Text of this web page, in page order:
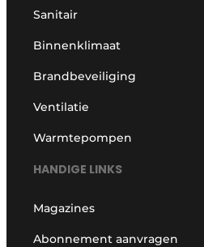
Sanitair
Binnenklimaat
Brandbeveiliging
Ventilatie
Warmtepompen
HANDIGE LINKS
Magazines
Abonnement aanvragen